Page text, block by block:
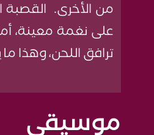
من الأخرى.
على نغمة معينة،
ترافق اللحن، وهذا
موسيقى